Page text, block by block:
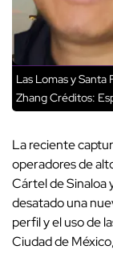
Las Lomas y Santa
ZhangCréditos:
La reciente
operadores de
Cártel de Sinaloa
desatado una
perfil y el uso de
Ciudad de